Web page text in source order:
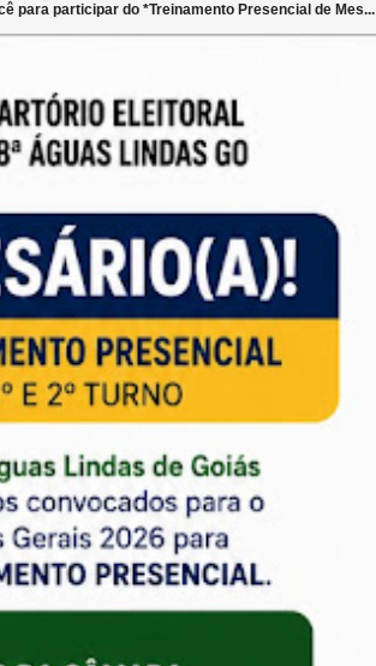
para participar do *Treinamento Presencial de Mes...